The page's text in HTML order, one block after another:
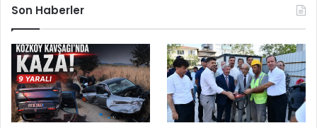
Son Haberler